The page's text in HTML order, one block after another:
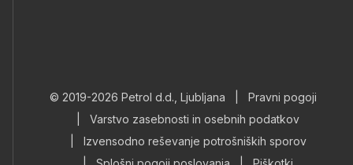
© 2019-2026 Petrol d.d., Ljubljana
Pravni pogoji
Varstvo zasebnosti in osebnih podatkov
Izvensodno reševanje potrošniških sporov